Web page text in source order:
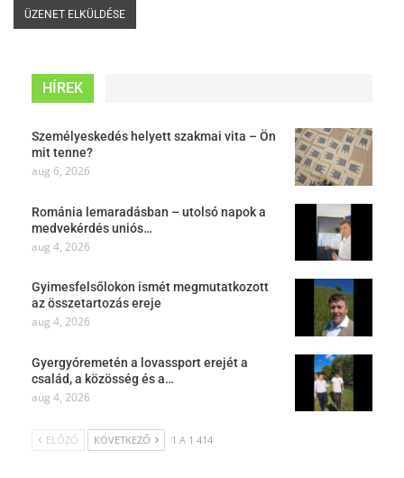
HÍREK
Személyeskedés helyett szakmai vita – Ön
mit tenne?
aug 6, 2026
Románia lemaradásban – utolsó napok a
medvekérdés uniós…
aug 4, 2026
Gyimesfelsőlokon ismét megmutatkozott
az összetartozás ereje
aug 4, 2026
Gyergyóremetén a lovassport erejét a
család, a közösség és a…
aug 4, 2026
ELŐZŐ KÖVETKEZŐ 1 A 1 414